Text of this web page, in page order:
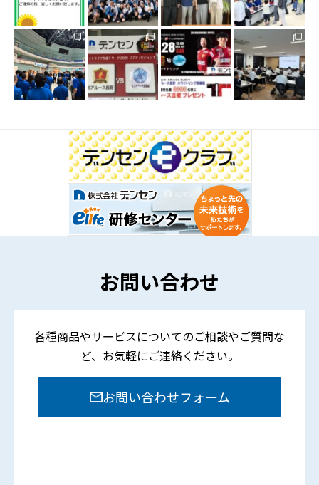
お問い合わせ
各種商品やサービスについてのご相談やご質問な
ど、 お気軽にご連絡ください。
お問い合わせフォーム